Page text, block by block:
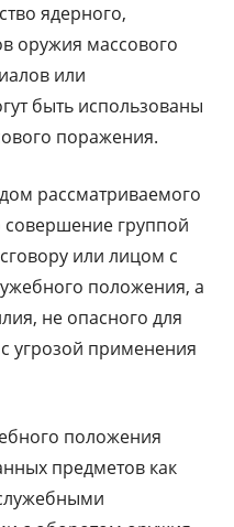
ядерного,
оружия массового
или
быть использованы
поражения.
рассматриваемого
совершение группой
или лицом с
положения, а
не опасного для
угрозой применения
положения
предметов как